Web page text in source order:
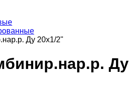
Ду 20х1/2"
Ду